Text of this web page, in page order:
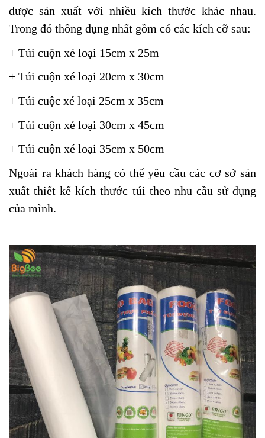
được sản xuất với nhiều kích thước khác nhau.
Trong đó thông dụng nhất gồm có các kích cỡ sau:
+ Túi cuộn xé loại 15cm x 25m
+ Túi cuộn xé loại 20cm x 30cm
+ Túi cuộc xé loại 25cm x 35cm
+ Túi cuộn xé loại 30cm x 45cm
+ Túi cuộn xé loại 35cm x 50cm
Ngoài ra khách hàng có thể yêu cầu các cơ sở sản
xuất thiết kế kích thước túi theo nhu cầu sử dụng
của mình.